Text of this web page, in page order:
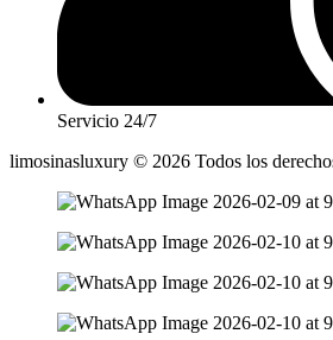
Servicio 24/7
limosinasluxury © 2026 Todos los